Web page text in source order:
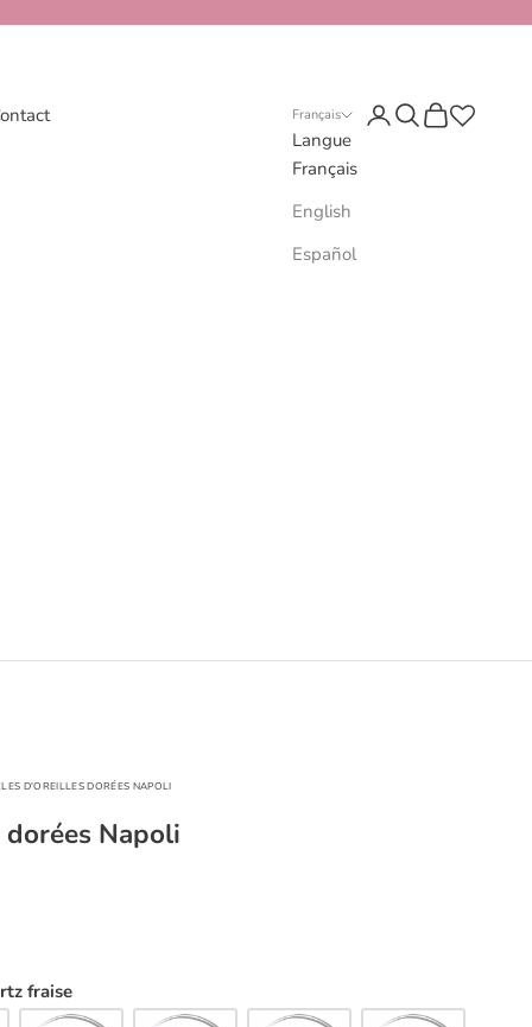
Français
Langue
Français
English
Español
Connexion
Recherche
Panier
D'OREILLES DORÉES NAPOLI
Napoli
fraise